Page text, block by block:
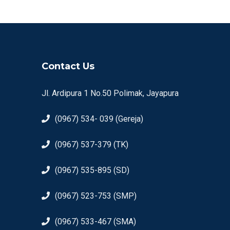
Contact Us
Jl. Ardipura 1 No.50 Polimak, Jayapura
(0967) 534- 039 (Gereja)
(0967) 537-379 (TK)
(0967) 535-895 (SD)
(0967) 523-753 (SMP)
(0967) 533-467 (SMA)